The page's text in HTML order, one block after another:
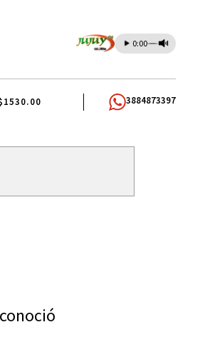
0:00
CARLOS SADIR 3884873397